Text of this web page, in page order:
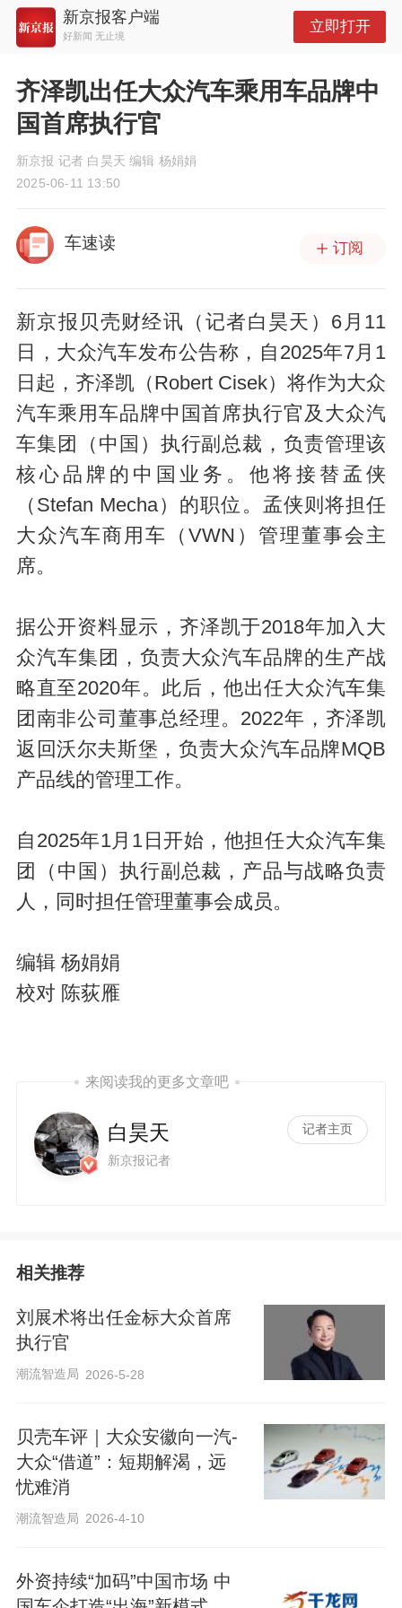
新京报客户端
好新闻 无止境
立即打开
齐泽凯出任大众汽车乘用车品牌中
国首席执行官
新京报 记者 白昊天 编辑 杨娟娟
2025-06-11 13:50
车速读 订阅
新京报贝壳财经讯（记者白昊天）6月11
日，大众汽车发布公告称，自2025年7月1
日起，齐泽凯（Robert Cisek）将作为大众
汽车乘用车品牌中国首席执行官及大众汽
车集团（中国）执行副总裁，负责管理该
核心品牌的中国业务。他将接替孟侠
（Stefan Mecha）的职位。孟侠则将担任
大众汽车商用车（VWN）管理董事会主
席。
据公开资料显示，齐泽凯于2018年加入大
众汽车集团，负责大众汽车品牌的生产战
略直至2020年。此后，他出任大众汽车集
团南非公司董事总经理。2022年，齐泽凯
返回沃尔夫斯堡，负责大众汽车品牌MQB
产品线的管理工作。
自2025年1月1日开始，他担任大众汽车集
团（中国）执行副总裁，产品与战略负责
人，同时担任管理董事会成员。
编辑 杨娟娟
校对 陈荻雁
来阅读我的更多文章吧
白昊天
新京报记者
记者主页
相关推荐
刘展术将出任金标大众首席
执行官
潮流智造局 2026-5-28
贝壳车评｜大众安徽向一汽-
大众“借道”：短期解渴，远
忧难消
潮流智造局 2026-4-10
外资持续“加码”中国市场 中